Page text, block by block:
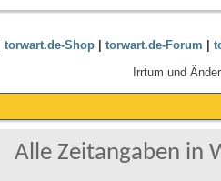
torwart.de-Shop| torwart.de-Forum
Irrtum und
Alle Zeitangaben in